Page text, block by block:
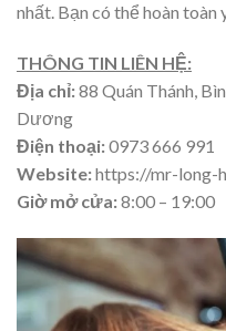
nhất. Bạn có thể hoàn toàn
THÔNG TIN LIÊN HỆ:
Địa chỉ:88 Quán Thánh,
Dương
Điện thoại:0973 666 991
Website:https://mr-long-
Giờ mở cửa:8:00 – 19:00